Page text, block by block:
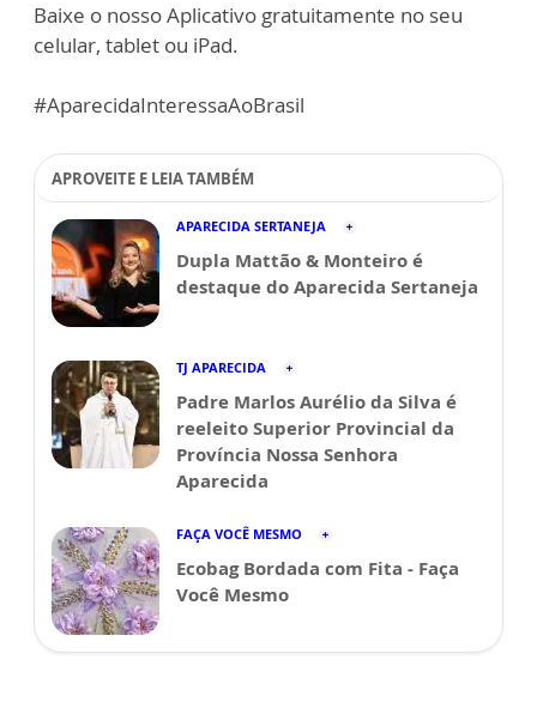
Baixe o nosso Aplicativo gratuitamente no seu
celular, tablet ou iPad.
#AparecidaInteressaAoBrasil
APROVEITE E LEIA TAMBÉM
APARECIDA SERTANEJA
Dupla Mattão & Monteiro é
destaque do Aparecida Sertaneja
TJ APARECIDA
Padre Marlos Aurélio da Silva é
reeleito Superior Provincial da
Província Nossa Senhora
Aparecida
FAÇA VOCÊ MESMO
Ecobag Bordada com Fita - Faça
Você Mesmo